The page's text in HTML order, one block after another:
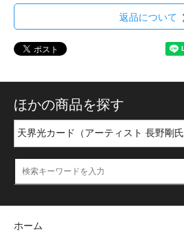
返品について
ほかの商品を探す
ホーム